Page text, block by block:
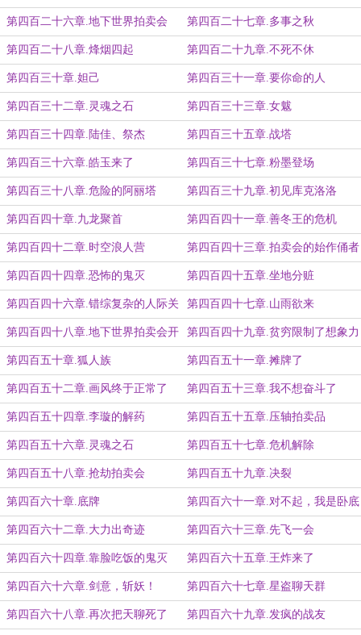
第四百二十六章.地下世界拍卖会 第四百二十七章.多事之秋
第四百二十八章.烽烟四起 第四百二十九章.不死不休
第四百三十章.妲己 第四百三十一章.要你命的人
第四百三十二章.灵魂之石 第四百三十三章.女魃
第四百三十四章.陆佳、祭杰 第四百三十五章.战塔
第四百三十六章.皓玉来了 第四百三十七章.粉墨登场
第四百三十八章.危险的阿丽塔 第四百三十九章.初见库克洛洛
第四百四十章.九龙聚首 第四百四十一章.善冬王的危机
第四百四十二章.时空浪人营 第四百四十三章.拍卖会的始作俑者
第四百四十四章.恐怖的鬼灭 第四百四十五章.坐地分赃
第四百四十六章.错综复杂的人际关
系
第四百四十七章.山雨欲来
第四百四十八章.地下世界拍卖会开
始
第四百四十九章.贫穷限制了想象力
第四百五十章.狐人族 第四百五十一章.摊牌了
第四百五十二章.画风终于正常了 第四百五十三章.我不想奋斗了
第四百五十四章.李璇的解药 第四百五十五章.压轴拍卖品
第四百五十六章.灵魂之石 第四百五十七章.危机解除
第四百五十八章.抢劫拍卖会 第四百五十九章.决裂
第四百六十章.底牌 第四百六十一章.对不起，我是卧底
第四百六十二章.大力出奇迹 第四百六十三章.先飞一会
第四百六十四章.靠脸吃饭的鬼灭 第四百六十五章.王炸来了
第四百六十六章.剑意，斩妖！ 第四百六十七章.星盗聊天群
第四百六十八章.再次把天聊死了 第四百六十九章.发疯的战友